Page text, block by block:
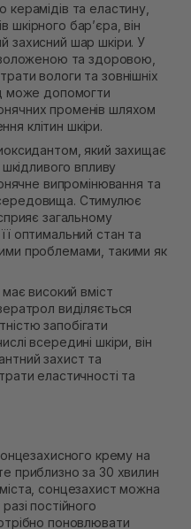
та еластину,
бар’єра, він
захисний шар шкіри. У
та здоровою,
вологи та зовнішніх
може допомогти
променів шляхом
клітин шкіри.
який захищає
шкідливого впливу
випромінювання та
Стимулює
загальному
оптимальний стан та
проблемами, такими як
високий вміст
виділяється
запобігати
всередині шкіри, він
захист та
еластичності та
крему на
приблизно за 30 хвилин
сонцезахист можна
постійного
поновлювати